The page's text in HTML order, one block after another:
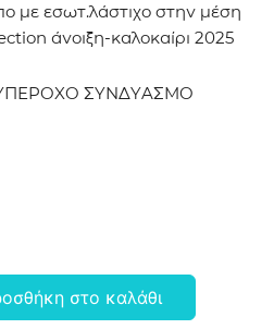
με εσωτ.λάστιχο στην μέση
άνοιξη-καλοκαίρι 2025
ΣΥΝΔΥΑΣΜΟ
στο καλάθι